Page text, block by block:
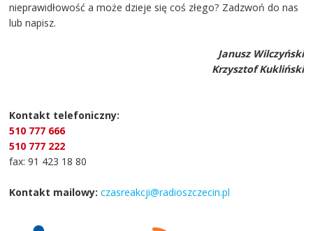
nieprawidłowość a może dzieje się coś złego? Zadzwoń do nas
lub napisz.
Janusz Wilczyński
Krzysztof Kukliński
Kontakt telefoniczny:
510 777 666
510 777 222
fax: 91 423 18 80
Kontakt mailowy: czasreakcji@radioszczecin.pl